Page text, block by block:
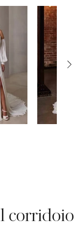
corridoio